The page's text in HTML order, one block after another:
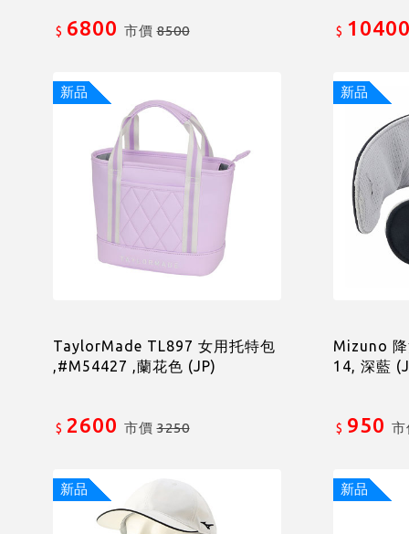
$ 6800 市價8500 $
新品
TaylorMade TL897 女用托特包
,#M54427 ,蘭花色 (JP)
$ 2600 市價3250
新品
Mizuno
14, 深藍
$ 950
新品 新品